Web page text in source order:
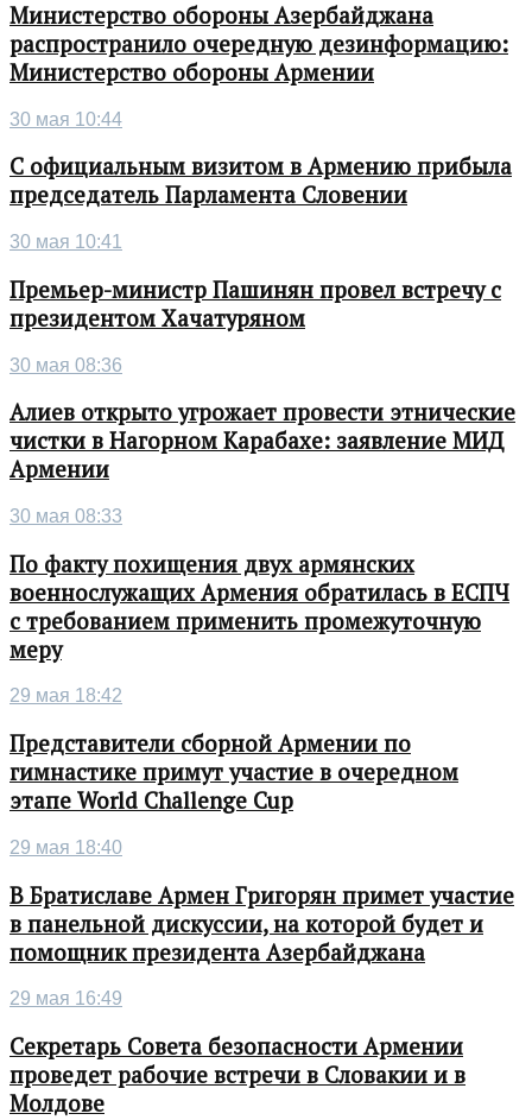
Министерство обороны Азербайджана
распространило очередную дезинформацию:
Министерство обороны Армении
30 мая 10:44
С официальным визитом в Армению прибыла
председатель Парламента Словении
30 мая 10:41
Премьер-министр Пашинян провел встречу с
президентом Хачатуряном
30 мая 08:36
Алиев открыто угрожает провести этнические
чистки в Нагорном Карабахе: заявление МИД
Армении
30 мая 08:33
По факту похищения двух армянских
военнослужащих Армения обратилась в ЕСПЧ
с требованием применить промежуточную
меру
29 мая 18:42
Представители сборной Армении по
гимнастике примут участие в очередном
этапе World Challenge Cup
29 мая 18:40
В Братиславе Армен Григорян примет участие
в панельной дискуссии, на которой будет и
помощник президента Азербайджана
29 мая 16:49
Секретарь Совета безопасности Армении
проведет рабочие встречи в Словакии и в
Молдове